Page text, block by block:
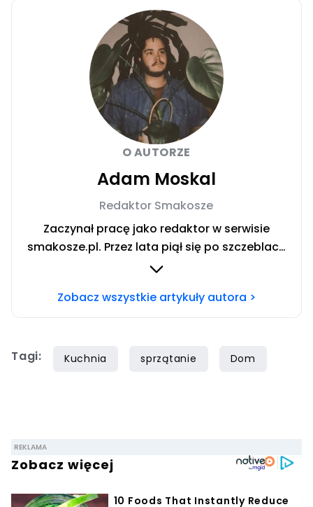
O AUTORZE
Adam Moskal
Redaktor Smakosze
Zaczynał pracę jako redaktor w serwisie
smakosze.pl. Przez lata piął się po szczeblach
przez stanowiska wydawnicze, w serwisach
oraz papilot.pl. Przez ponad rok dbał o serwis
siedem lat, lecz gotowaniem i pisaniem o
Zobacz wszystkie artykuły autora >
Tagi: Kuchnia sprzątanie Dom